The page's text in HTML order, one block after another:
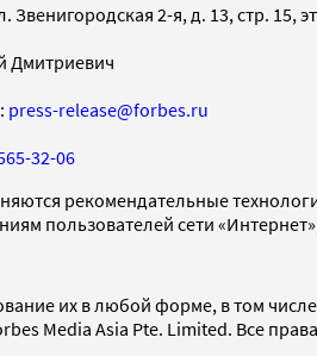
2-я, д. 13, стр. 15,
Дмитриевич
press-release@forbes.ru
32-06
рекомендательные
пользователей сети
их в любой форме, в том
Media Asia Pte. Limited. Все